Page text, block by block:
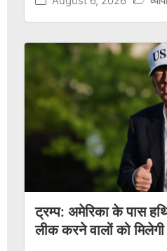
ट्रम्प: अमेरिका के पास
लीक करने वालों को